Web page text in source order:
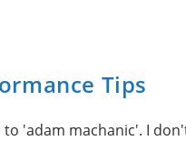
Tips
'adam machanic'. I